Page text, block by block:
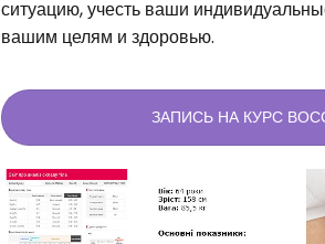
ситуацию, учесть ваши
вашим целям и здоровью.
ЗАПИСЬ НА КУРС